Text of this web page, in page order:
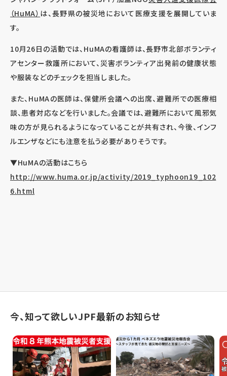
（HuMA） は、長野県の被災地において医療支援を展開していま
す。
10月26日の活動では、HuMAの看護師は、長野市北部ボランティ
アセンター救護所において、災害ボランティア出発前の健康状態
や服装などのチェックを担当しました。
また、HuMAの医師は、保健所会議への出席、避難所での医療相
談、患者対応などを行いました。会議では、避難所において風邪気
味の方が見られるようになっていることが共有され、今後、インフ
ルエンザなどにも注意を払う必要がありそうです。
▼HuMAの活動はこちら
http://www.huma.or.jp/activity/2019_typhoon19_102
6.html
今、知って欲しいJPF最新のお知らせ